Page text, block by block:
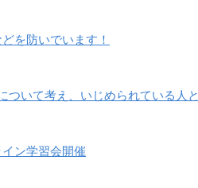
を防いでいます！
ついて考え、いじめられている人
イン学習会開催